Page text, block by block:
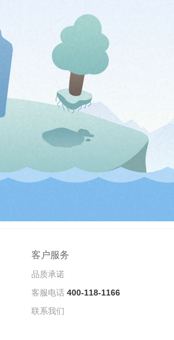
客户服务
品质承诺
客服电话 400-118-1166
联系我们